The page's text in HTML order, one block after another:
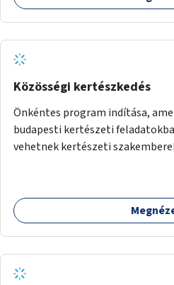
Közösségi kertészkedés
Önkéntes program indítása,
budapesti kertészeti
vehetnek kertészeti